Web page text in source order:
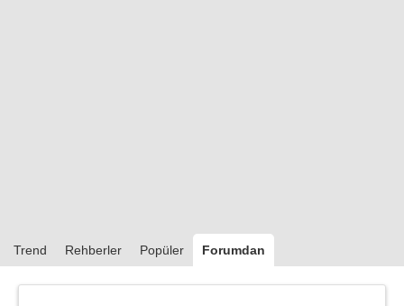
Trend Rehberler Popüler Forumdan